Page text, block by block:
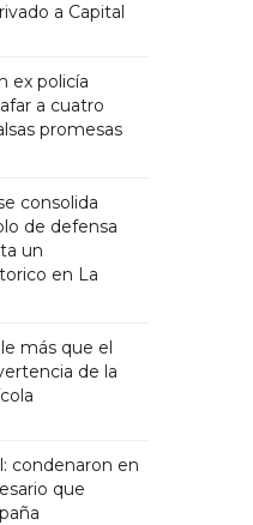
a Capital
ex policía
a cuatro
promesas
consolida
de defensa
un
en La
más que el
de la
condenaron en
que